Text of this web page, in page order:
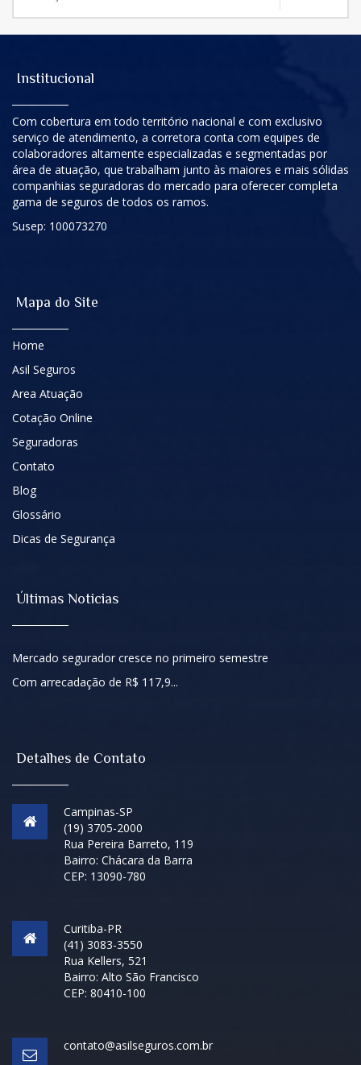
Institucional
Com cobertura em todo território nacional e com exclusivo
serviço de atendimento, a corretora conta com equipes de
colaboradores altamente especializadas e segmentadas por
área de atuação, que trabalham junto às maiores e mais sólidas
companhias seguradoras do mercado para oferecer completa
gama de seguros de todos os ramos.
Susep: 100073270
Mapa do Site
Home
Asil Seguros
Area Atuação
Cotação Online
Seguradoras
Contato
Blog
Glossário
Dicas de Segurança
Últimas Noticias
Mercado segurador cresce no primeiro semestre
Com arrecadação de R$ 117,9...
Detalhes de Contato
Campinas-SP
(19) 3705-2000
Rua Pereira Barreto, 119
Bairro: Chácara da Barra
CEP: 13090-780
Curitiba-PR
(41) 3083-3550
Rua Kellers, 521
Bairro: Alto São Francisco
CEP: 80410-100
contato@asilseguros.com.br